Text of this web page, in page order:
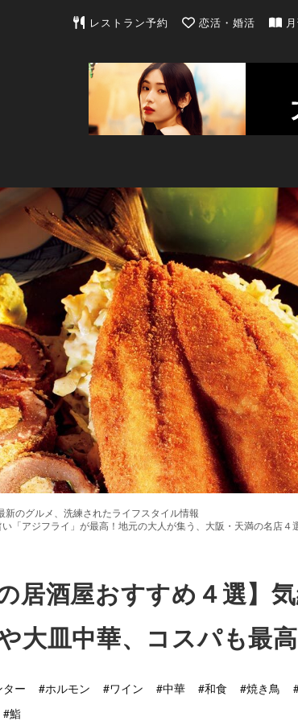
東京カレンダー | 最新のグルメ、洗練さ
レストラン予約 恋活・婚活 月
新のグルメ、洗練されたライフスタイル情報
「アジフライ」が最高！地元の大人が集う、大阪・天満の名店４
の居酒屋おすすめ４選】
大皿中華、コスパも最
ー #ホルモン #ワイン #中華 #和食 #焼き鳥
#鮨